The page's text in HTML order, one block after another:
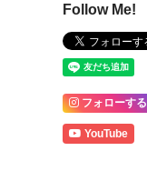
Follow Me!
フォローする
YouTube